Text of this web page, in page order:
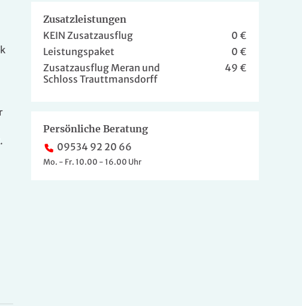
899 €
Zusatzleistungen
KEIN Zusatzausflug
0 €
Leistungspaket
0 €
Zusatzausflug Meran und
Schloss Trauttmansdorff
49 €
Persönliche Beratung
09534 92 20 66
Mo. - Fr. 10.00 - 16.00 Uhr